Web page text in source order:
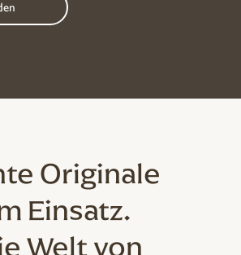
Originale
Einsatz.
Welt von